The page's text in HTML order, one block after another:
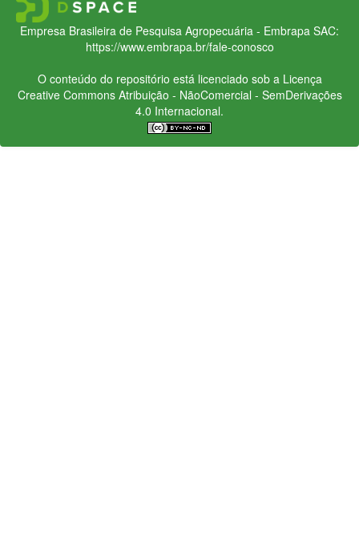
Empresa Brasileira de Pesquisa Agropecuária - Embrapa SAC:
https://www.embrapa.br/fale-conosco
O conteúdo do repositório está licenciado sob a Licença
Creative CommonsAtribuição - NãoComercial - SemDerivações
4.0 Internacional.